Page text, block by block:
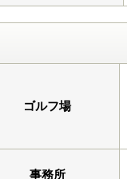
ゴルフ場
事務所